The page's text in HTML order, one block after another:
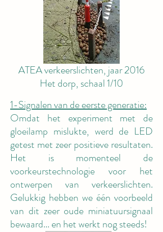
ATEA verkeerslichten, jaar 2016
Het dorp, schaal 1/10
1-Signalen van de eerste generatie:
Omdat het experiment met de
gloeilamp mislukte, werd de LED
getest met zeer positieve resultaten.
Het is momenteel de
voorkeurstechnologie voor het
ontwerpen van verkeerslichten.
Gelukkig hebben we één voorbeeld
van dit zeer oude miniatuursignaal
bewaard... en het werkt nog steeds!